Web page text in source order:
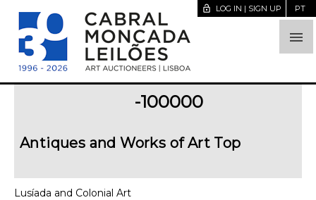

lock_open LOG IN | SIGN UP PT
-100000
Antiques and Works of Art Top
Lusíada and Colonial Art